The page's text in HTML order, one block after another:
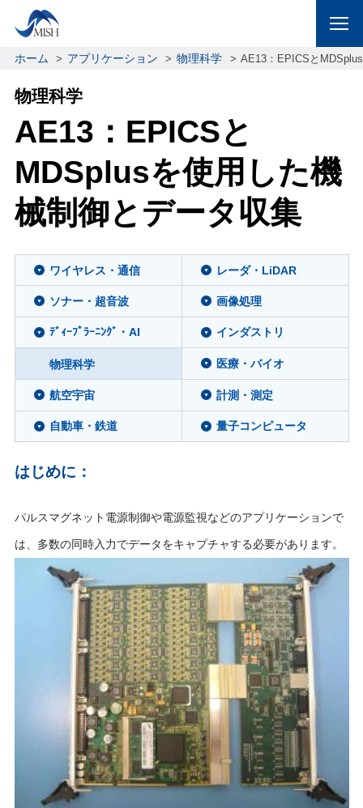
ホーム アプリケーション 物理科学 AE13：EPICSと
物理科学
AE13：EPICSと
MDSplusを使用した機
械制御とデータ収集
ワイヤレス・通信 レーダ・LiDAR
ソナー・超音波 画像処理
ﾃﾞｨｰﾌﾟﾗｰﾆﾝｸﾞ・AI インダストリ
物理科学 医療・バイオ
航空宇宙 計測・測定
自動車・鉄道 量子コンピュータ
はじめに：
パルスマグネット電源制御や電源監視などのアプリケーションで
は、多数の同時入力でデータをキャプチャする必要があります。